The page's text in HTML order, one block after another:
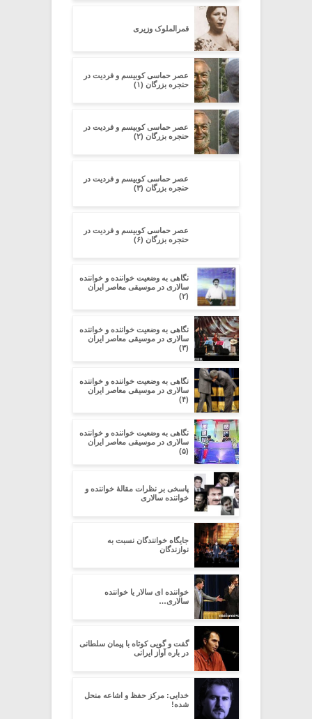
قمرالملوک وزیری
عصر حماسی کوبیسم و فردیت در
حنجره بزرگان (۱)
عصر حماسی کوبیسم و فردیت در
حنجره بزرگان (۲)
عصر حماسی کوبیسم و فردیت در
حنجره بزرگان (۳)
عصر حماسی کوبیسم و فردیت در
حنجره بزرگان (۶)
نگاهی به وضعیت خواننده و خواننده
سالاری در موسیقی معاصر ایران
(۲)
نگاهی به وضعیت خواننده و خواننده
سالاری در موسیقی معاصر ایران
(۳)
نگاهی به وضعیت خواننده و خواننده
سالاری در موسیقی معاصر ایران
(۴)
نگاهی به وضعیت خواننده و خواننده
سالاری در موسیقی معاصر ایران
(۵)
پاسخی بر نظرات مقالۀ خواننده و
خواننده سالاری
جایگاه خوانندگان نسبت به
نوازندگان
خواننده ای سالار یا خواننده
سالاری…
گفت و گویی کوتاه با پیمان سلطانی
در باره آواز ایرانی
خدایی: مرکز حفظ و اشاعه منحل
شده!